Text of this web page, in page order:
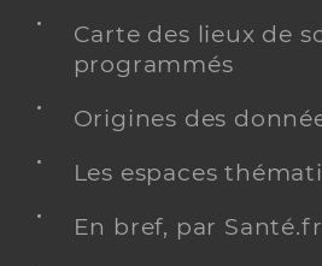
Carte des lieux de
programmés
Origines des
Les espaces
En bref, par Santé.fr